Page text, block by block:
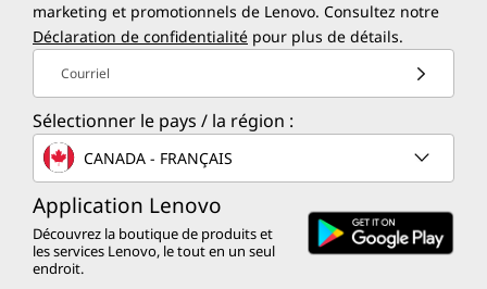
marketing et promotionnels de Lenovo. Consultez notre
Déclaration de confidentialité pour plus de détails.
Courriel
Sélectionner le pays / la région :
CANADA - FRANÇAIS
Application Lenovo
Découvrez la boutique de produits et
les services Lenovo, le tout en un seul
endroit.